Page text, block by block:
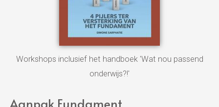
Aanpak Fundament
Workshops inclusief het handboek 'Wat nou passend
onderwijs?!'